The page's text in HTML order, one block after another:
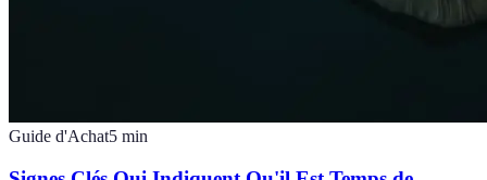
Guide d'Achat5 min